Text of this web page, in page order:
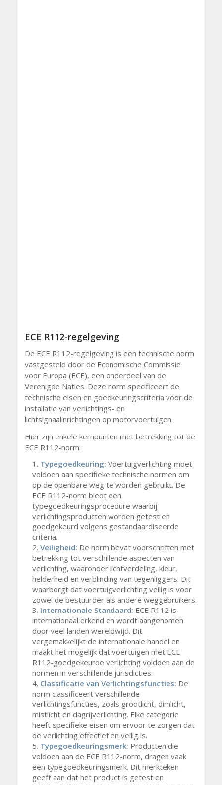
ECE R112-regelgeving
De ECE R112-regelgeving is een technische norm
vastgesteld door de Economische Commissie
voor Europa (ECE), een onderdeel van de
Verenigde Naties. Deze norm specificeert de
technische eisen en goedkeuringscriteria voor de
installatie van verlichtings- en
lichtsignaalinrichtingen op motorvoertuigen.
Hier zijn enkele kernpunten met betrekking tot de
ECE R112-norm:
Typegoedkeuring: Voertuigverlichting moet
voldoen aan specifieke technische normen om
op de openbare weg te worden gebruikt. De
ECE R112-norm biedt een
typegoedkeuringsprocedure waarbij
verlichtingsproducten worden getest en
goedgekeurd volgens gestandaardiseerde
criteria.
Veiligheid: De norm bevat voorschriften met
betrekking tot verschillende aspecten van
verlichting, waaronder lichtverdeling, kleur,
helderheid en verblinding van tegenliggers. Dit
waarborgt dat voertuigverlichting veilig is voor
zowel de bestuurder als andere weggebruikers.
Internationale Standaard: ECE R112 is
internationaal erkend en wordt aangenomen
door veel landen wereldwijd. Dit
vergemakkelijkt de internationale handel en
maakt het mogelijk dat voertuigen met ECE
R112-goedgekeurde verlichting voldoen aan de
normen in verschillende jurisdicties.
Classificatie van Verlichtingsfuncties: De
norm classificeert verschillende
verlichtingsfuncties, zoals grootlicht, dimlicht,
mistlicht en dagrijverlichting. Elke categorie
heeft specifieke eisen om ervoor te zorgen dat
de verlichting effectief en veilig is.
Typegoedkeuringsmerk: Producten die
voldoen aan de ECE R112-norm, dragen vaak
een typegoedkeuringsmerk. Dit merkteken
geeft aan dat het product is getest en